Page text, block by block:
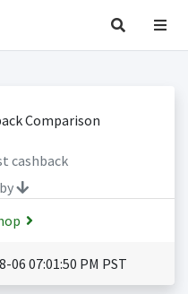
cashback
06 07:01:50 PM PST